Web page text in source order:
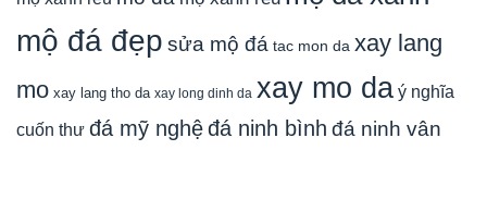
mộ đá đẹp sửa mộ đá tac mon da xay lang
mo xay lang tho da xay long dinh da xay mo da ý nghĩa
cuốn thư đá mỹ nghệđá ninh bình đá ninh vân